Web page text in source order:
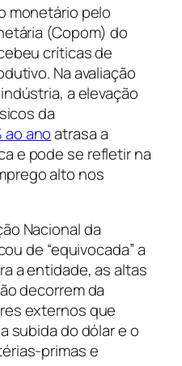
monetário pelo
(Copom) do
críticas de
Na avaliação
a elevação
da
ao anoatrasa a
e pode se refletir na
alto nos
Nacional da
de “equivocada” a
a entidade, as altas
decorrem da
externos que
subida do dólar e o
primas e